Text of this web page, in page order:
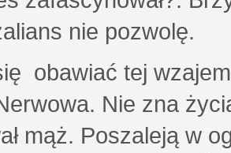
nie pozwolę.
obawiać tej
Nie zna
mąż. Poszaleją w